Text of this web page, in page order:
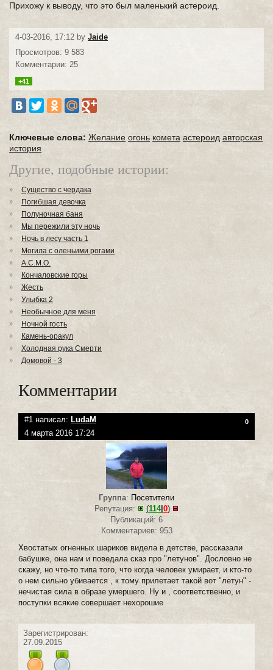
Прихожу к выводу, что это был маленький астероид.
4-03-2016, 17:12 by Jaide
Просмотров: 9 583
Комментарии: 25
+41
Ключевые слова: Желание огонь комета астероид авторская
история
Другие, подобные истории:
Существо с чердака
Погибшая девочка
Полуночная баня
Мы пережили эту ночь
Ночь в лесу часть 1
Могила с оленьими рогами
А.С.М.О.
Кончаловские горы
Жесть
Улыбка 2
Необычное для меня
Ночной гость
Камень-оракул
Холодная рука Смерти
Домовой - 3
Комментарии
#1 написал: LudaM 0
4 марта 2016 17:24
Группа: Посетители
Репутация:
(114| 0)
Публикаций: 6
Комментариев: 953
Хвостатых огненных шариков видела в детстве, рассказали
бабушке, она нам и поведала сказ про "летунов". Дословно не
скажу, но что-то типа того, что когда человек умирает, и кто-то
о нем сильно убивается , к тому прилетает такой вот "летун" -
нечистая сила в образе умершего. Ну и , соответственно, и
поступки всякие совершает нехорошие
Зарегистрирован:
27.09.2015